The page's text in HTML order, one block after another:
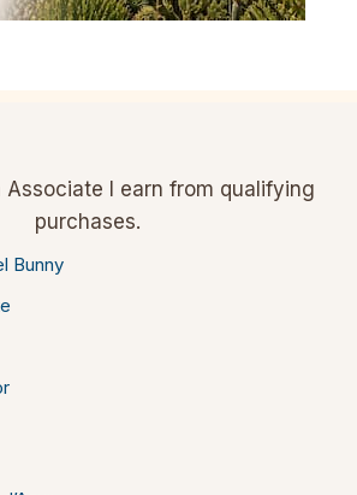
Associate I earn from qualifying
purchases.
Bunny